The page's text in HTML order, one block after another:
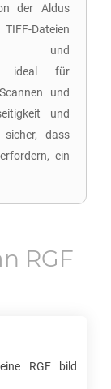
der Aldus
Dateien
und
ideal für
und
und
sicher, dass
ein
RGF
RGFbild